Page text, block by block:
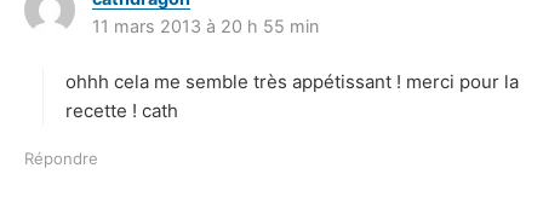
i
11 mars 2013 à 20 h 55 min
ohhh cela me semble très appétissant ! merci pour la
recette ! cath
Répondre